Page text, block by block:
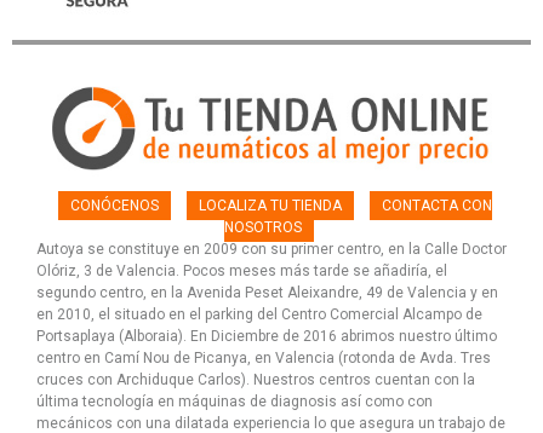
CONÓCENOS LOCALIZA TU TIENDA
CONTACTA CON
NOSOTROS
Autoya se constituye en 2009 con su primer centro, en la Calle Doctor
Olóriz, 3 de Valencia. Pocos meses más tarde se añadiría, el
segundo centro, en la Avenida Peset Aleixandre, 49 de Valencia y en
en 2010, el situado en el parking del Centro Comercial Alcampo de
Portsaplaya (Alboraia). En Diciembre de 2016 abrimos nuestro último
centro en Camí Nou de Picanya, en Valencia (rotonda de Avda. Tres
cruces con Archiduque Carlos). Nuestros centros cuentan con la
última tecnología en máquinas de diagnosis así como con
mecánicos con una dilatada experiencia lo que asegura un trabajo de